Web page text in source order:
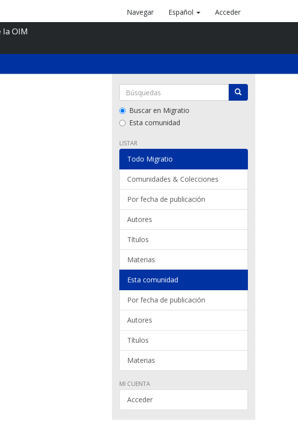
OIM
Navegar Español Acceder
Buscar en Migratio
Esta comunidad
LISTAR
Todo Migratio
Comunidades & Colecciones
Por fecha de publicación
Autores
Títulos
Materias
Esta comunidad
Por fecha de publicación
Autores
Títulos
Materias
MI CUENTA
Acceder